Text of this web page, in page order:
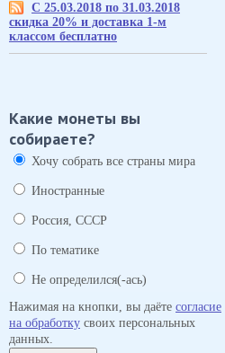
С 25.03.2018 по 31.03.2018
скидка 20% и доставка 1-м
классом бесплатно
Какие монеты вы
собираете?
Хочу собрать все страны мира
Иностранные
Россия, СССР
По тематике
Не определился(-ась)
Нажимая на кнопки, вы даёте согласие
на обработку своих персональных
данных.